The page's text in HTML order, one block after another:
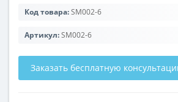
Код товара:SM002-6
Артикул:SM002-6
Заказать бесплатную